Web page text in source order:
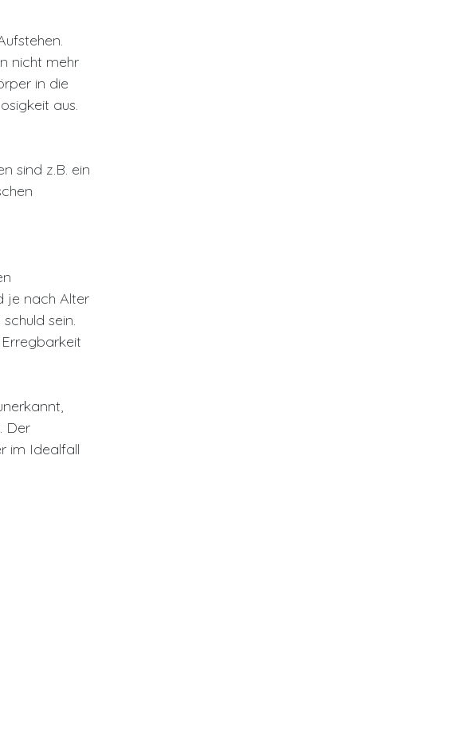
nicht mehr
in die
aus.
sind z.B. ein
je nach Alter
sein.
Der
im Idealfall